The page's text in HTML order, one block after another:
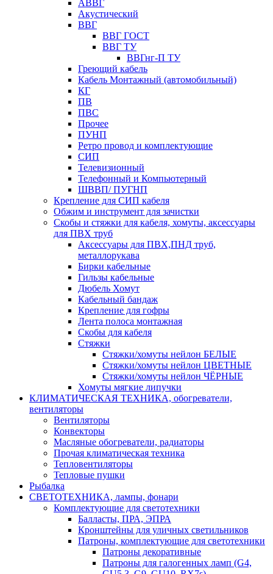
АВВГ
Акустический
ВВГ
ВВГ ГОСТ
ВВГ ТУ
ВВГнг-П ТУ
Греющий кабель
Кабель Монтажный (автомобильный)
КГ
ПВ
ПВС
Прочее
ПУНП
Ретро провод и комплектующие
СИП
Телевизионный
Телефонный и Компьютерный
ШВВП/ ПУГНП
Крепление для СИП кабеля
Обжим и инструмент для зачистки
Скобы и стяжки для кабеля, хомуты, аксессуары
для ПВХ труб
Аксессуары для ПВХ,ПНД труб,
металлорукава
Бирки кабельные
Гильзы кабельные
Дюбель Хомут
Кабельный бандаж
Крепление для гофры
Лента полоса монтажная
Скобы для кабеля
Стяжки
Стяжки/хомуты нейлон БЕЛЫЕ
Стяжки/хомуты нейлон ЦВЕТНЫЕ
Стяжки/хомуты нейлон ЧЁРНЫЕ
Хомуты мягкие липучки
КЛИМАТИЧЕСКАЯ ТЕХНИКА, обогреватели,
вентиляторы
Вентиляторы
Конвекторы
Масляные обогреватели, радиаторы
Прочая климатическая техника
Тепловентиляторы
Тепловые пушки
Рыбалка
СВЕТОТЕХНИКА, лампы, фонари
Комплектующие для светотехники
Балласты, ПРА, ЭПРА
Кронштейны для уличных светильников
Патроны, комплектующие для светотехники
Патроны декоративные
Патроны для галогенных ламп (G4,